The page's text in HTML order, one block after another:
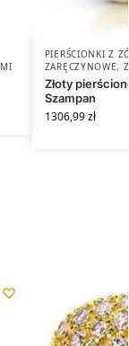
PIERŚCIONKI Z
ZARĘCZYNOWE,
Złoty
Szampan
1306,99zł